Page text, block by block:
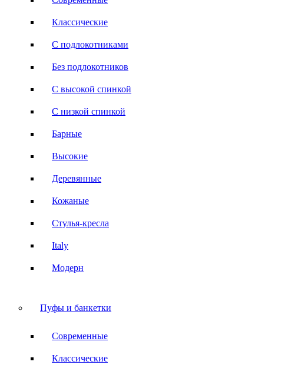
Классические
С подлокотниками
Без подлокотников
С высокой спинкой
С низкой спинкой
Барные
Высокие
Деревянные
Кожаные
Стулья-кресла
Italy
Модерн
Пуфы и банкетки
Современные
Классические